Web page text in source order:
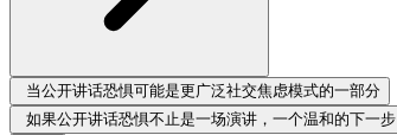
当公开讲话恐惧可能是更广泛社交焦虑模式的一部分
如果公开讲话恐惧不止是一场演讲，一个温和的下一步